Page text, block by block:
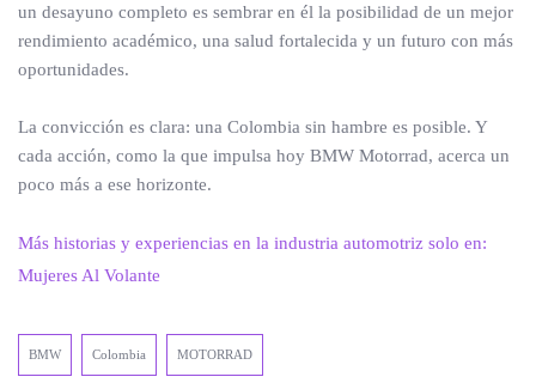
un desayuno completo es sembrar en él la posibilidad de un mejor
rendimiento académico, una salud fortalecida y un futuro con más
oportunidades.
La convicción es clara: una Colombia sin hambre es posible. Y
cada acción, como la que impulsa hoy BMW Motorrad, acerca un
poco más a ese horizonte.
Más historias y experiencias en la industria automotriz solo en:
Mujeres Al Volante
BMW Colombia MOTORRAD